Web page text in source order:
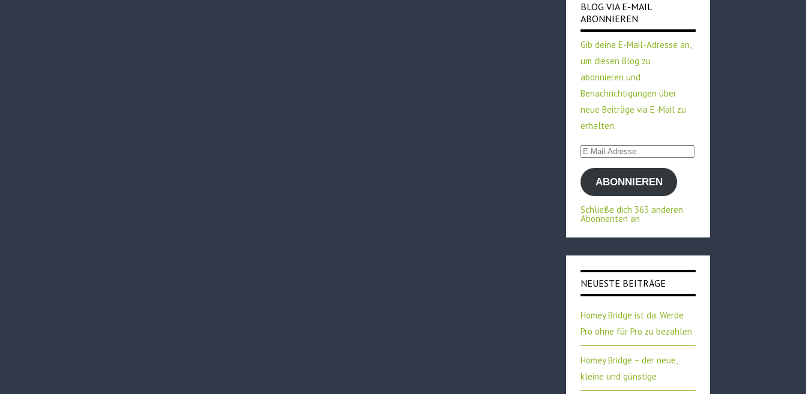
BLOG VIA E-MAIL
ABONNIEREN
Gib deine E-Mail-Adresse an,
um diesen Blog zu
abonnieren und
Benachrichtigungen über
neue Beiträge via E-Mail zu
erhalten.
E-
Mail-
AdresseABONNIEREN
Schließe dich 363 anderen
Abonnenten an
NEUESTE BEITRÄGE
Homey Bridge ist da. Werde
Pro ohne für Pro zu bezahlen
Homey Bridge – der neue,
kleine und günstige